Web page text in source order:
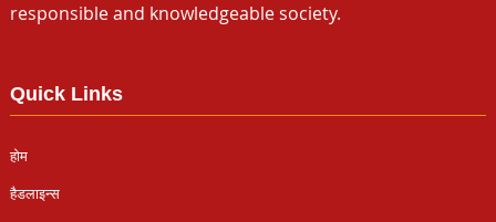
responsible and knowledgeable society.
Quick Links
होम
हैडलाइन्स